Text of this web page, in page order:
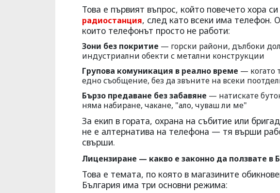
Това е първият въпрос, който повечето хора
радиостанция, след като всеки има телефон.
които телефонът просто не работи:
Зони без покритие — горски райони, дълбоки
индустриални обекти с метални конструкции
Групова комуникация в реално време — когато
едно съобщение, без да звъните на всеки
Бързо предаване без забавяне — натискате
няма набиране, чакане, "ало, чуваш ли ме"
За екип в гората, охрана на събитие или
не е алтернатива на телефона — тя върши
свърши.
Лицензиране — какво е законно да ползвате в
Това е темата, по която в магазините
България има три основни режима: